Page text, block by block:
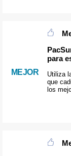
MEJOR
para
Utiliza
que
los